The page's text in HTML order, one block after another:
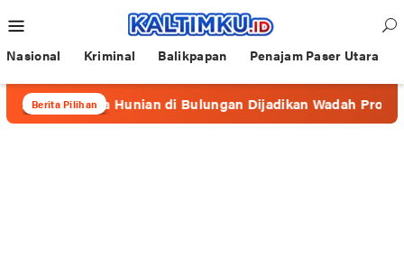
ke
kontenMobile
Nasional Kriminal Balikpapan Penajam Paser Utara
Berita Pilihan
Hunian di Bulungan Dijadikan Wadah Prostitusi